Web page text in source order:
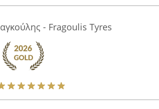
- Fragoulis Tyres